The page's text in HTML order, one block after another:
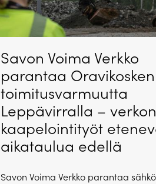
Savon Voima Verkko
parantaa Oravikosken
toimitusvarmuutta
Leppävirralla – verkon
kaapelointityöt
aikataulua edellä
Savon Voima Verkko parantaa